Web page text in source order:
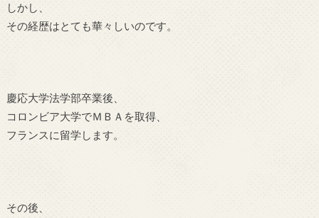
しかし、
その経歴はとても華々しいのです。
慶応大学法学部卒業後、
コロンビア大学でＭＢＡを取得、
フランスに留学します。
その後、